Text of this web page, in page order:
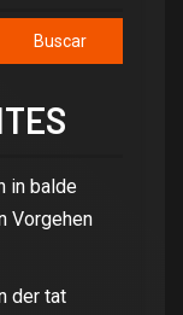
Buscar
in balde
Vorgehen
der tat